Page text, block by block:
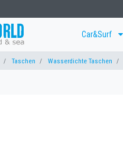
Car&Surf
Taschen Wasserdichte Taschen